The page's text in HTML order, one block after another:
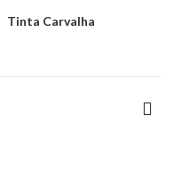
Tinta Carvalha